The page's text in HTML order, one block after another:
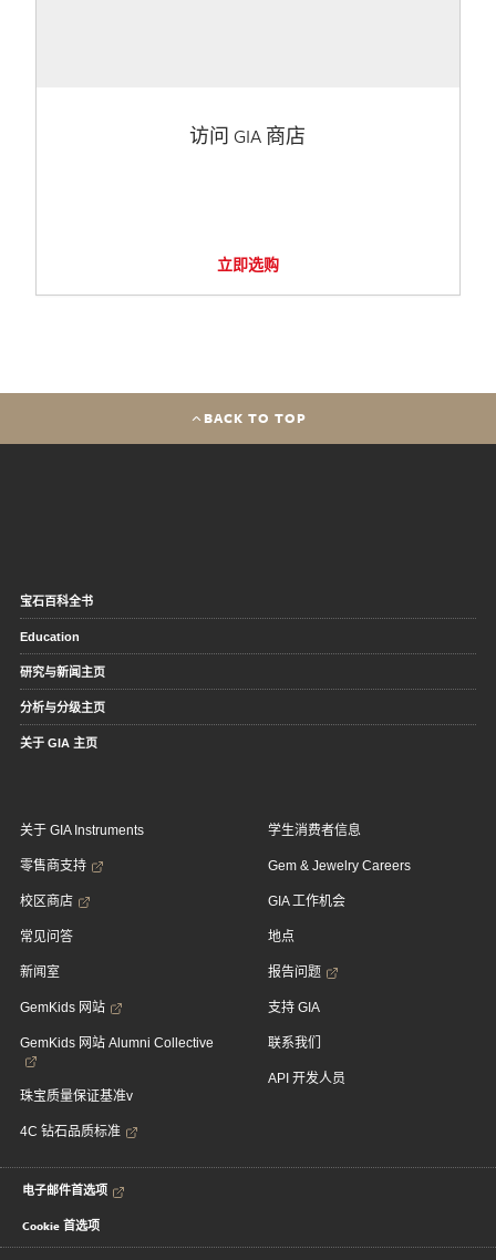
访问 GIA 商店
立即选购
BACK TO TOP
宝石百科全书
Education
研究与新闻主页
分析与分级主页
关于 GIA 主页
关于 GIA Instruments
零售商支持
校区商店
常见问答
新闻室
GemKids 网站
GemKids 网站 Alumni Collective
珠宝质量保证基准v
4C 钻石品质标准
学生消费者信息
Gem & Jewelry Careers
GIA 工作机会
地点
报告问题
支持 GIA
联系我们
API 开发人员
电子邮件首选项
Cookie 首选项